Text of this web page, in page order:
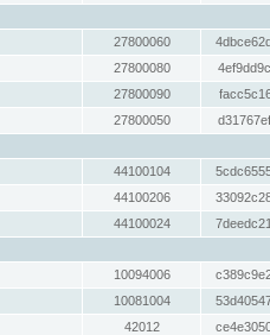
27800060
27800080
27800090
27800050
44100104
44100206
44100024
10094006
10081004
42012